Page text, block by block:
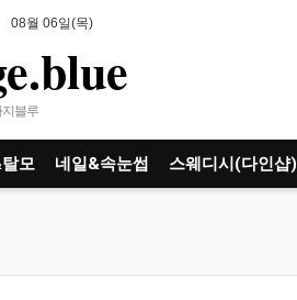
08월 06일(목)
지블루
모 네일&속눈썹 스웨디시(다인샵)